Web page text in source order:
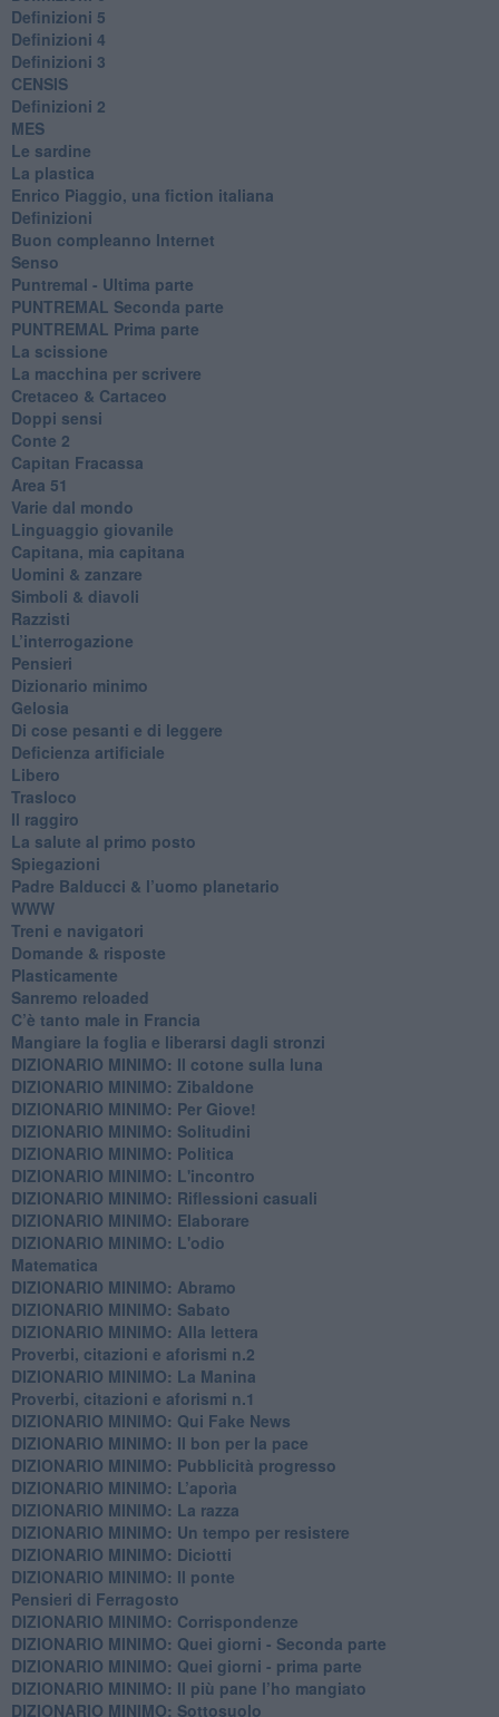
Definizioni 5
Definizioni 4
Definizioni 3
CENSIS
​Definizioni 2
MES
Le sardine
La plastica
​Enrico Piaggio, una fiction italiana
Definizioni
​Buon compleanno Internet
Senso
Puntremal - Ultima parte
PUNTREMAL Seconda parte
​PUNTREMAL Prima parte
La scissione
La macchina per scrivere
Cretaceo & Cartaceo
Doppi sensi
​Conte 2
​Capitan Fracassa
​Area 51
Varie dal mondo
​Linguaggio giovanile
​Capitana, mia capitana
Uomini & zanzare
​Simboli & diavoli
Razzisti
​L’interrogazione
Pensieri
​Dizionario minimo
Gelosia
Di cose pesanti e di leggere
​Deficienza artificiale
Libero
Trasloco
Il raggiro
​La salute al primo posto
Spiegazioni
Padre Balducci & l’uomo planetario
WWW
​Treni e navigatori
​Domande & risposte
​Plasticamente
Sanremo reloaded
C’è tanto male in Francia
​Mangiare la foglia e liberarsi dagli stronzi
DIZIONARIO MINIMO: Il cotone sulla luna
DIZIONARIO MINIMO: Zibaldone
DIZIONARIO MINIMO: Per Giove!
DIZIONARIO MINIMO: Solitudini
DIZIONARIO MINIMO: Politica
DIZIONARIO MINIMO: L'incontro
DIZIONARIO MINIMO: Riflessioni casuali
DIZIONARIO MINIMO: Elaborare
DIZIONARIO MINIMO: L'odio
​Matematica
DIZIONARIO MINIMO: Abramo
DIZIONARIO MINIMO: Sabato
​DIZIONARIO MINIMO: Alla lettera
Proverbi, citazioni e aforismi n.2
DIZIONARIO MINIMO: La Manina
​Proverbi, citazioni e aforismi n.1
DIZIONARIO MINIMO: Qui Fake News
DIZIONARIO MINIMO: ​Il bon per la pace
DIZIONARIO MINIMO: Pubblicità progresso
DIZIONARIO MINIMO: L’aporìa
DIZIONARIO MINIMO: La razza
DIZIONARIO MINIMO: Un tempo per resistere
DIZIONARIO MINIMO: Diciotti
DIZIONARIO MINIMO: Il ponte
Pensieri di Ferragosto
DIZIONARIO MINIMO: Corrispondenze
DIZIONARIO MINIMO: Quei giorni - Seconda parte
DIZIONARIO MINIMO: Quei giorni - prima parte
DIZIONARIO MINIMO: Il più pane l’ho mangiato
DIZIONARIO MINIMO: Sottosuolo